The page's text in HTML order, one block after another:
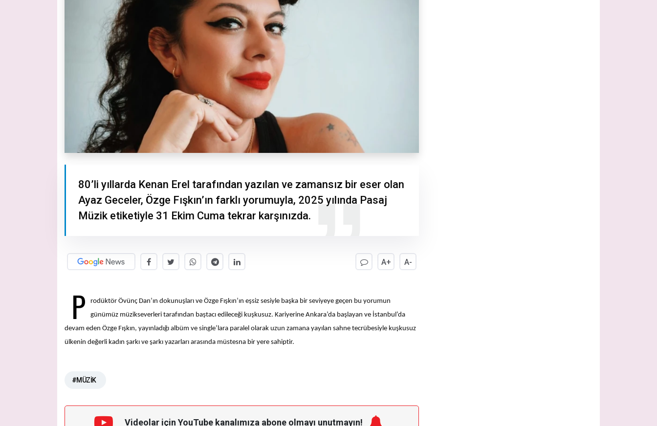
80’li yıllarda Kenan Erel tarafından yazılan ve zamansız bir eser olan
Ayaz Geceler, Özge Fışkın’ın farklı yorumuyla, 2025 yılında Pasaj
Müzik etiketiyle 31 Ekim Cuma tekrar karşınızda.
A+ A-
P
rodüktör Övünç Dan’ın dokunuşları ve Özge Fışkın’ın eşsiz sesiyle başka bir seviyeye geçen bu yorumun
günümüz müzikseverleri tarafından baştacı edileceği kuşkusuz. Kariyerine Ankara’da başlayan ve İstanbul’da
devam eden Özge Fışkın, yayınladığı albüm ve single’lara paralel olarak uzun zamana yayılan sahne tecrübesiyle kuşkusuz
ülkenin değerli kadın şarkı ve şarkı yazarları arasında müstesna bir yere sahiptir.
#MÜZİK
Videolar için YouTube kanalımıza abone olmayı unutmayın!